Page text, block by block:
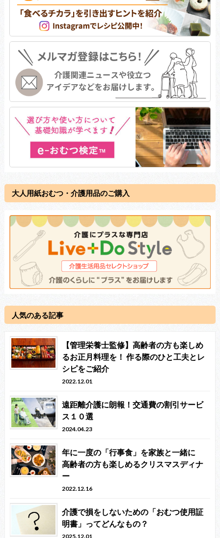
大人用紙おむつ・介護用品のご購入
人気のある記事
【管理栄養士監修】高齢者の方も楽しめ
るお正月料理を！ 作る際のひと工夫とレ
シピをご紹介
2022.12.01
遠距離介護に朗報！交通費の割引サービ
ス１０選
2024.04.23
年に一度の「行事食」を家族と一緒に
高齢者の方も楽しめるクリスマスディナ
ー
2022.12.16
介護で損をしないための「おむつ使用証
明書」ってどんなもの？
2025.12.01